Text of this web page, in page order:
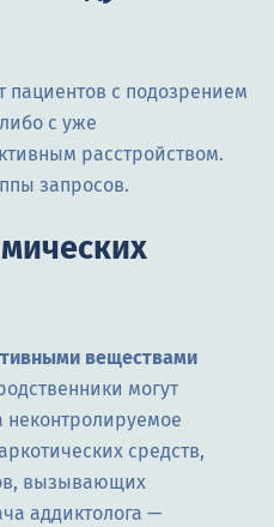
пациентов с подозрением
с уже
расстройством.
запросов.
веществами
могут
неконтролируемое
средств,
вызывающих
аддиктолога —